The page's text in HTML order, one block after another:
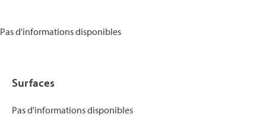
Pas d'informations disponibles
Surfaces
Pas d'informations disponibles